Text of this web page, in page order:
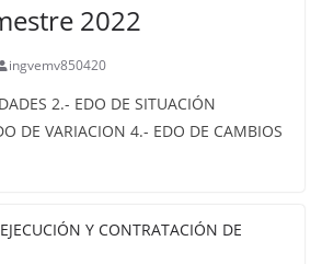
2022
ingvemv850420
2.- EDO DE SITUACIÓN
DE VARIACION 4.- EDO DE CAMBIOS
Y CONTRATACIÓN DE